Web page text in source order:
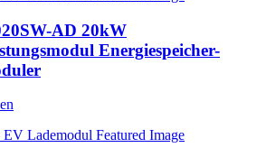
AD 20kW
Energiespeicher-